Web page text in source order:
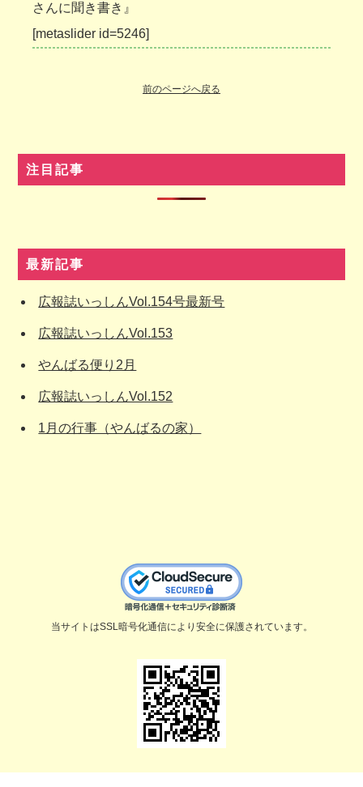
さんに聞き書き』
[metaslider id=5246]
前のページへ戻る
注目記事
最新記事
広報誌いっしんVol.154号最新号
広報誌いっしんVol.153
やんばる便り2月
広報誌いっしんVol.152
1月の行事（やんばるの家）
当サイトはSSL暗号化通信により安全に保護されています。